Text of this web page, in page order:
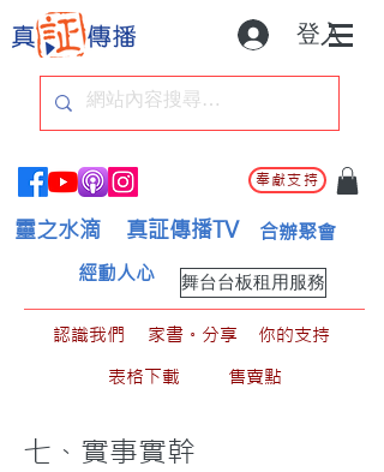
登入
奉獻支持
靈之水滴 真証傳播TV 合辦聚會
舞台台板租用服務
經動人心
認識我們 家書。分享
你的支持
表格下載
售賣點
七、實事實幹